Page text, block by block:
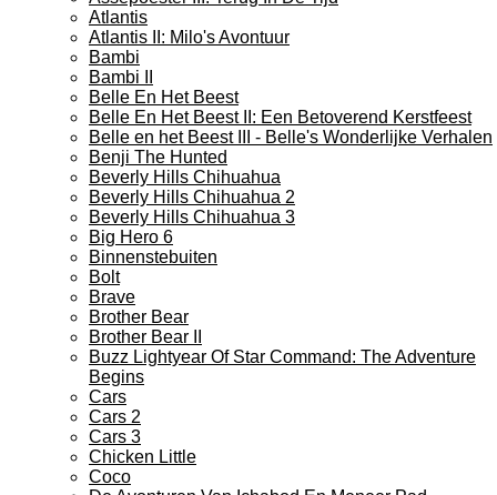
Atlantis
Atlantis II: Milo's Avontuur
Bambi
Bambi II
Belle En Het Beest
Belle En Het Beest II: Een Betoverend Kerstfeest
Belle en het Beest III - Belle's Wonderlijke Verhalen
Benji The Hunted
Beverly Hills Chihuahua
Beverly Hills Chihuahua 2
Beverly Hills Chihuahua 3
Big Hero 6
Binnenstebuiten
Bolt
Brave
Brother Bear
Brother Bear II
Buzz Lightyear Of Star Command: The Adventure
Begins
Cars
Cars 2
Cars 3
Chicken Little
Coco